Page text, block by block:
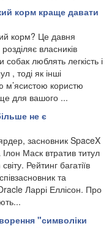
корм краще давати
корм? Це давня
власників
собак люблять легкість і
, тоді як інші
м’ясистою користю
для вашого ...
не є
засновник SpaceX
Маск втратив титул
Рейтинг багатіїв
та
Ларрі Еллісон. Про
"символіки